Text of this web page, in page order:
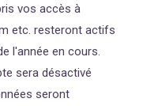
vos accès à
etc. resteront actifs
l'année en cours.
sera désactivé
seront